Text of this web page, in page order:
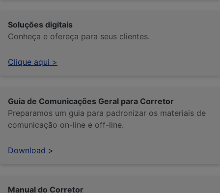
Soluções digitais
Conheça e ofereça para seus clientes.
Clique aqui >
Guia de Comunicações Geral para Corretor
Preparamos um guia para padronizar os materiais de
comunicação on-line e off-line.
Download >
Manual do Corretor